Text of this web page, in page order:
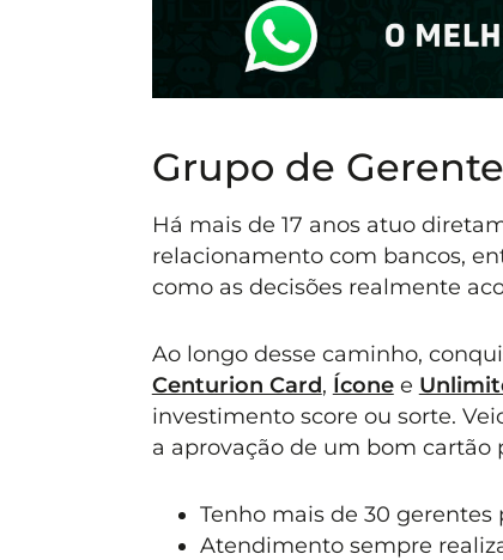
Grupo de
Há mais de 17 anos atuo
relacionamento com bancos,
como as decisões realmente
Ao longo desse caminho,
Centurion Card, Íconee
investimento score ou sorte.
a aprovação de um bom cartão
Tenho mais de 30 gerentes
Atendimento sempre